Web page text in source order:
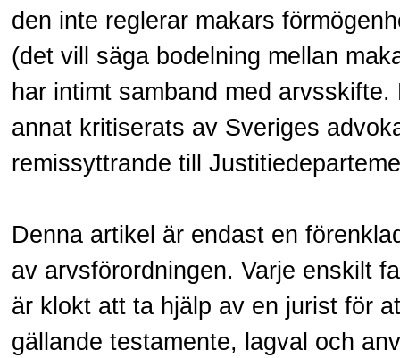
den inte reglerar makars
(det vill säga bodelning mellan
har intimt samband med
annat kritiserats av Sveriges
remissyttrande till
Denna artikel är endast en
av arvsförordningen. Varje enskilt
är klokt att ta hjälp av en jurist för
gällande testamente, lagval och